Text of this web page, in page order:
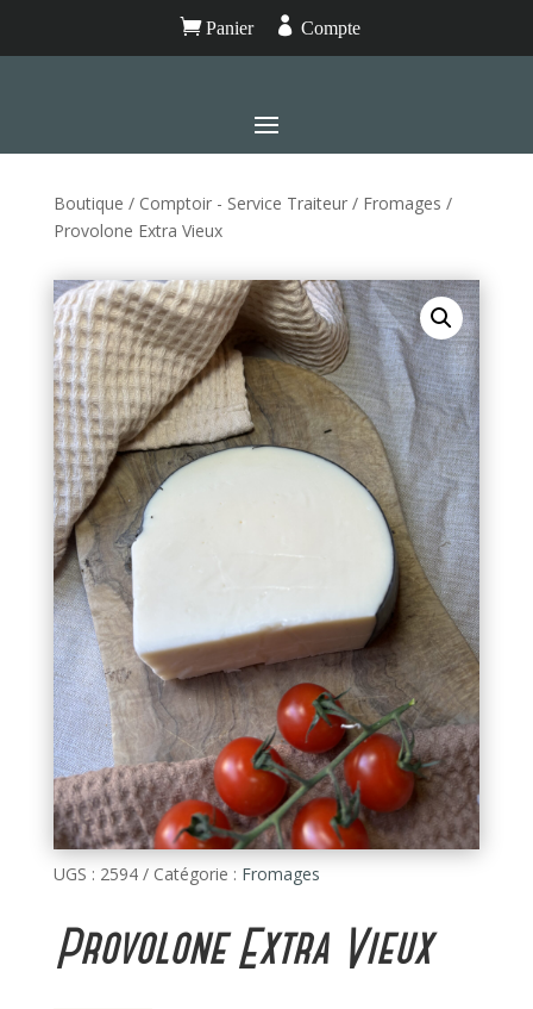
Panier  Compte
Boutique / Comptoir - Service Traiteur/ Fromages /
Provolone Extra Vieux
UGS : 2594 Catégorie : Fromages
Provolone Extra Vieux